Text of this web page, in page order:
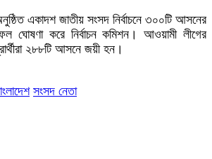
একাদশ জাতীয় সংসদ নির্বাচনে ৩০০টি আসনের
ঘোষণা করে নির্বাচন কমিশন। আওয়ামী লীগের
২৮৮টি আসনে জয়ী হন।
সংসদ নেতা